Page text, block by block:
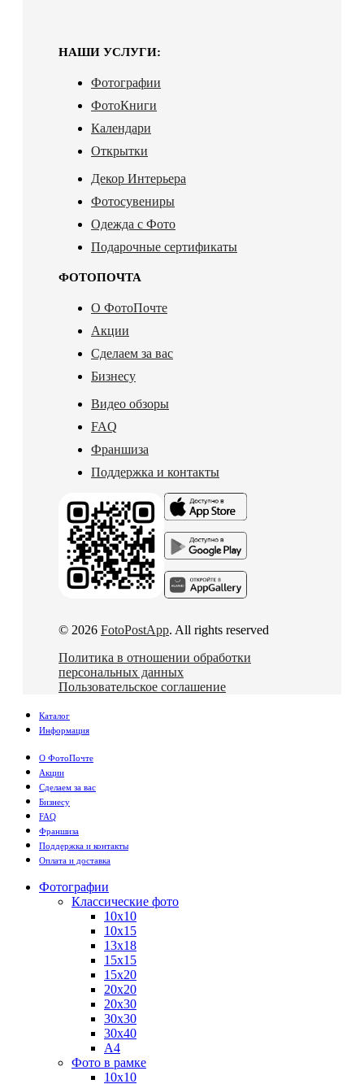
НАШИ УСЛУГИ:
Фотографии
ФотоКниги
Календари
Открытки
Декор Интерьера
Фотосувениры
Одежда с Фото
Подарочные сертификаты
ФОТОПОЧТА
О ФотоПочте
Акции
Сделаем за вас
Бизнесу
Видео обзоры
FAQ
Франшиза
Поддержка и контакты
© 2026 FotoPostApp. All rights reserved
Политика в отношении обработки
персональных данных
Пользовательское соглашение
Каталог
Информация
О ФотоПочте
Акции
Сделаем за вас
Бизнесу
FAQ
Франшиза
Поддержка и контакты
Оплата и доставка
Фотографии
Классические фото
10х10
10х15
13х18
15х15
15х20
20х20
20х30
30х30
30х40
А4
Фото в рамке
10х10